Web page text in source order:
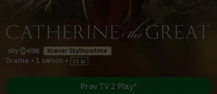
Kræver SkyShowtime
Drama • 1 sæson •
Prøv TV 2 Play*